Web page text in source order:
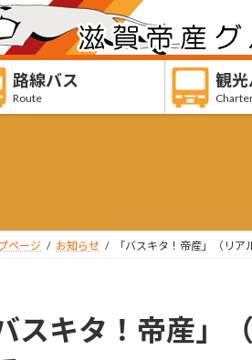
路線バス
Route
観光
ページ お知らせ 「バスキタ！帝産」（リ
バスキタ！帝産」